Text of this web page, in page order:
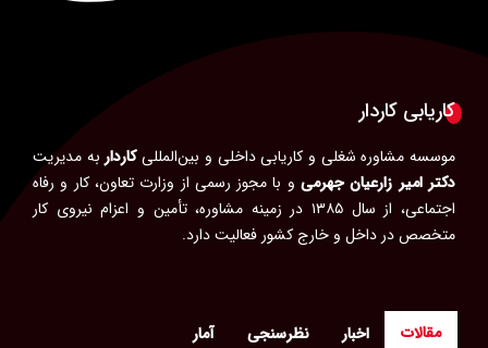
کاریابی کاردار
موسسه مشاوره شغلی و کاریابی داخلی و بین‌المللیکاردار به مدیریت
دکتر امیر زارعیان جهرمی و با مجوز رسمی از وزارت تعاون، کار و رفاه
اجتماعی، از سال ۱۳۸۵ در زمینه مشاوره، تأمین و اعزام نیروی کار
متخصص در داخل و خارج کشور فعالیت دارد.
مقالات اخبار نظرسنجی آمار